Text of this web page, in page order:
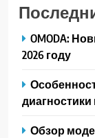
OMODA:
2026 году
Обзор